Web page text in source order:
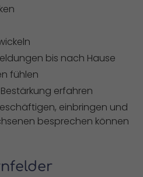
bis nach Hause
fühlen
erfahren
einbringen und
besprechen können